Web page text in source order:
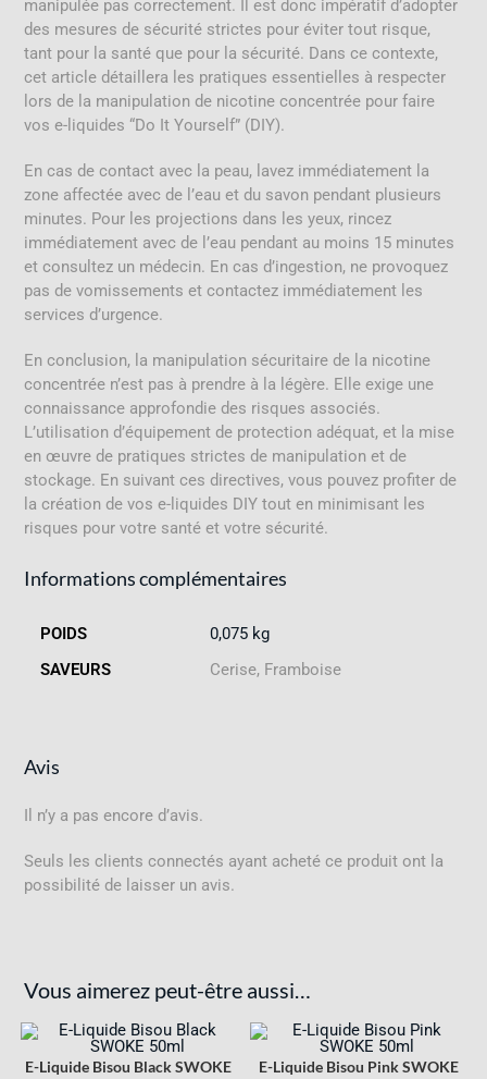
manipulée pas correctement. Il est donc impératif d’adopter
des mesures de sécurité strictes pour éviter tout risque,
tant pour la santé que pour la sécurité. Dans ce contexte,
cet article détaillera les pratiques essentielles à respecter
lors de la manipulation de nicotine concentrée pour faire
vos e-liquides “Do It Yourself” (DIY).
En cas de contact avec la peau, lavez immédiatement la
zone affectée avec de l’eau et du savon pendant plusieurs
minutes. Pour les projections dans les yeux, rincez
immédiatement avec de l’eau pendant au moins 15 minutes
et consultez un médecin. En cas d’ingestion, ne provoquez
pas de vomissements et contactez immédiatement les
services d’urgence.
En conclusion, la manipulation sécuritaire de la nicotine
concentrée n’est pas à prendre à la légère. Elle exige une
connaissance approfondie des risques associés.
L’utilisation d’équipement de protection adéquat, et la mise
en œuvre de pratiques strictes de manipulation et de
stockage. En suivant ces directives, vous pouvez profiter de
la création de vos e-liquides DIY tout en minimisant les
risques pour votre santé et votre sécurité.
Informations complémentaires
POIDS
0,075 kg
SAVEURS
Cerise, Framboise
Avis
Il n’y a pas encore d’avis.
Seuls les clients connectés ayant acheté ce produit ont la
possibilité de laisser un avis.
Vous aimerez peut-être aussi…
E-Liquide Bisou Black SWOKE
E-Liquide Bisou Pink SWOKE